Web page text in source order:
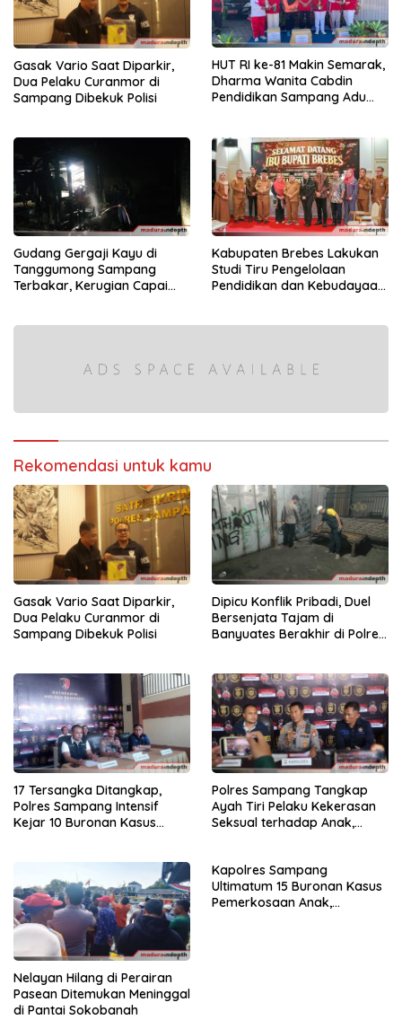
Gasak Vario Saat Diparkir,
Dua Pelaku Curanmor di
Sampang Dibekuk Polisi
HUT RI ke-81 Makin Semarak,
Dharma Wanita Cabdin
Pendidikan Sampang Adu
Gudang Gergaji Kayu di
Tanggumong Sampang
Terbakar, Kerugian Capai
Kabupaten Brebes Lakukan
Studi Tiru Pengelolaan
Pendidikan dan Kebudayaan
Rekomendasi untuk kamu
Gasak Vario Saat Diparkir,
Dua Pelaku Curanmor di
Sampang Dibekuk Polisi
Dipicu Konflik Pribadi, Duel
Bersenjata Tajam di
Banyuates Berakhir di Polres
17 Tersangka Ditangkap,
Polres Sampang Intensif
Kejar 10 Buronan Kasus
Polres Sampang Tangkap
Ayah Tiri Pelaku Kekerasan
Seksual terhadap Anak,
Nelayan Hilang di Perairan
Pasean Ditemukan Meninggal
di Pantai Sokobanah
Kapolres Sampang
Ultimatum 15 Buronan Kasus
Pemerkosaan Anak,